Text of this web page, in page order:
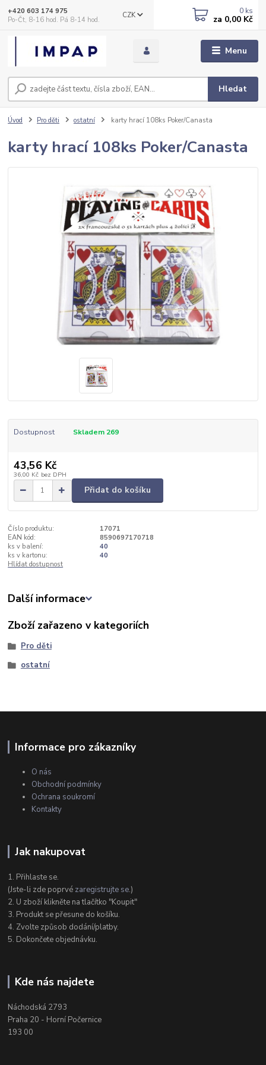
Menu
CZK
Hledat
+420 603 174 975
Po-Čt, 8-16 hod. Pá 8-14 hod.
0 ks
za 0,00 Kč
Úvod Pro děti ostatní karty hrací 108ks Poker/Canasta
karty hrací 108ks Poker/Canasta
Dostupnost Skladem 269
43,56 Kč
36,00 Kč bez DPH
Přidat do košíku
Číslo produktu:
17071
EAN kód:
8590697170718
ks v balení:
40
ks v kartonu:
40
Hlídat dostupnost
Další informace
Zboží zařazeno v kategoriích
Pro děti
ostatní
Informace pro zákazníky
O nás
Obchodní podmínky
Ochrana soukromí
Kontakty
Jak nakupovat
1. Přihlaste se.
(Jste-li zde poprvé zaregistrujte se.)
2. U zboží klikněte na tlačítko "Koupit"
3. Produkt se přesune do košíku.
4. Zvolte způsob dodání/platby.
5. Dokončete objednávku.
Kde nás najdete
Náchodská 2793
Praha 20 - Horní Počernice
193 00